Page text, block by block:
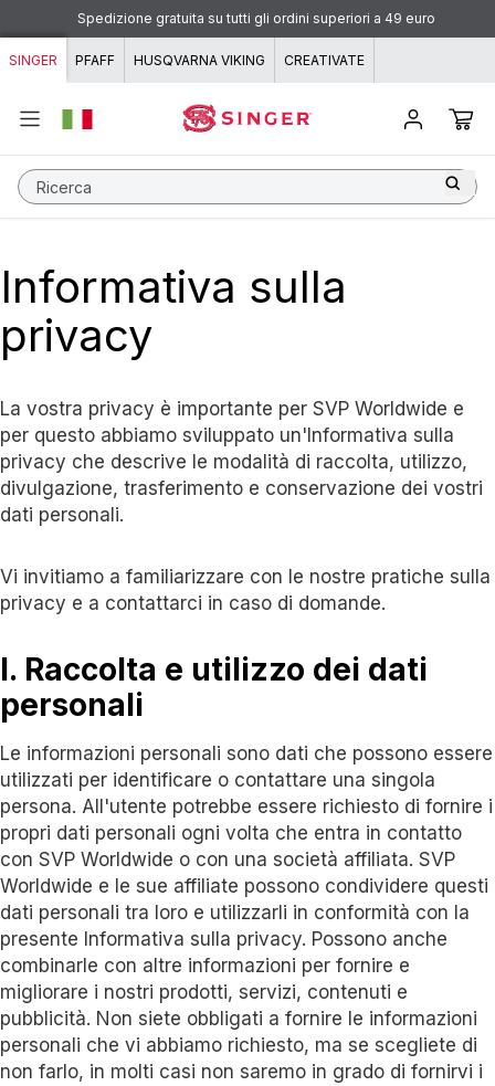
Vai al contenuto
Spedizione gratuita su tutti gli ordini superiori a 49 euro
SINGER PFAFF HUSQVARNA VIKING CREATIVATE
Ricerca
Informativa sulla
privacy
La vostra privacy è importante per SVP Worldwide e
per questo abbiamo sviluppato un'Informativa sulla
privacy che descrive le modalità di raccolta, utilizzo,
divulgazione, trasferimento e conservazione dei vostri
dati personali.
Vi invitiamo a familiarizzare con le nostre pratiche sulla
privacy e a contattarci in caso di domande.
I. Raccolta e utilizzo dei dati
personali
Le informazioni personali sono dati che possono essere
utilizzati per identificare o contattare una singola
persona. All'utente potrebbe essere richiesto di fornire i
propri dati personali ogni volta che entra in contatto
con SVP Worldwide o con una società affiliata. SVP
Worldwide e le sue affiliate possono condividere questi
dati personali tra loro e utilizzarli in conformità con la
presente Informativa sulla privacy. Possono anche
combinarle con altre informazioni per fornire e
migliorare i nostri prodotti, servizi, contenuti e
pubblicità. Non siete obbligati a fornire le informazioni
personali che vi abbiamo richiesto, ma se scegliete di
non farlo, in molti casi non saremo in grado di fornirvi i